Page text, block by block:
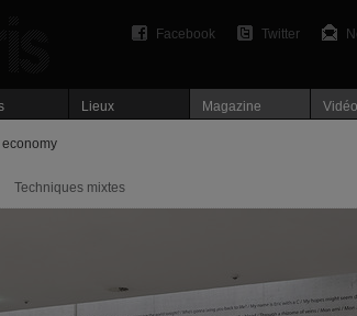
Twitter
Facebook
Lieux Magazine
Techniques mixtes